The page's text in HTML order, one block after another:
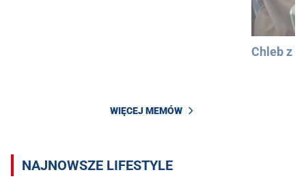
Chleb z
WIĘCEJ MEMÓW
NAJNOWSZE LIFESTYLE